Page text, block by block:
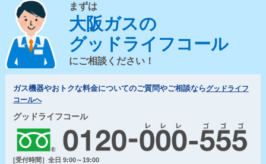
まずは
大阪ガスの
グッドライフコール
にご相談ください！
ガス機器やおトクな料金についてのご質問やご相談ならグッドライフ
コールへ
グッドライフコール
[受付時間］全日 9:00～19:00